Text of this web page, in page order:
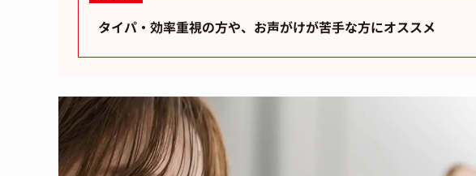
タイパ・効率重視の方や、お声がけが苦手な方にオススメ